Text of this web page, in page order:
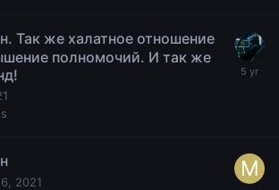
Так же халатное отношение
полномочий. И так же
2021